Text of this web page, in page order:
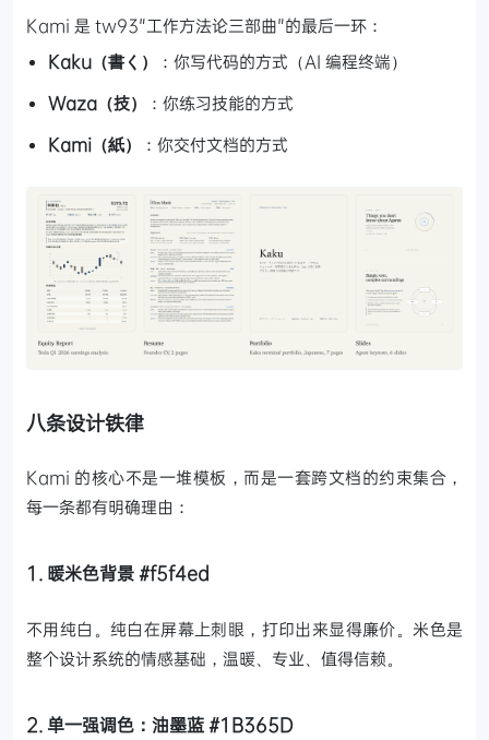
Kami 是 tw93"工作方法论三部曲"的最后一环：
Kaku（書く）
：你写代码的方式（AI 编程终端）
Waza（技）
：你练习技能的方式
Kami（紙）
：你交付文档的方式
八条设计铁律
Kami 的核心不是一堆模板，而是一套跨文档的约束集合，
每一条都有明确理由：
1. 暖米色背景 #f5f4ed
不用纯白。纯白在屏幕上刺眼，打印出来显得廉价。米色是
整个设计系统的情感基础，温暖、专业、值得信赖。
2. 单一强调色：油墨蓝 #1B365D